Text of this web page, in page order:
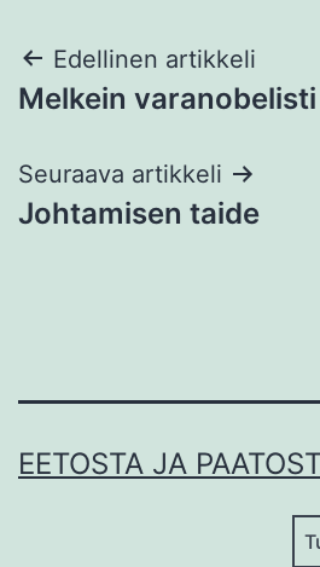
Artikkelien
selaus
Edellinen artikkeli
Melkein varanobelisti
Seuraava artikkeli
Johtamisen taide
EETOSTA JA